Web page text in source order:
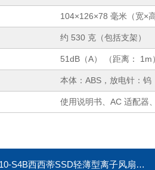
104×126×78 毫米（宽×
约 530 克（包括支架）
51dB（A） （距离： 1m
本体：ABS，放电针：钨
使用说明书、AC 适配器
S4B西西蒂SSD轻薄型离子风扇BF-X4ME